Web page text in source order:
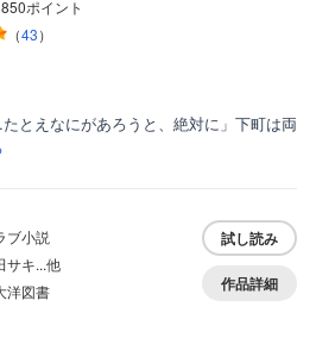
ポイント
（43）
とえなにがあろうと、絶対に」下町は両
ブ小説
サキ...他
洋図書
試し読み
作品詳細